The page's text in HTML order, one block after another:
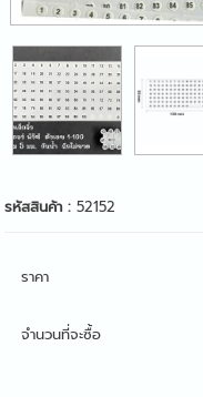
รหัสสินค้า :52152
ราคา
จำนวนที่จะซื้อ